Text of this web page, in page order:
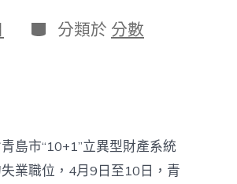
分
類
分類於 分數
島市“10+1”立異型財產系統
業職位，4月9日至10日，青